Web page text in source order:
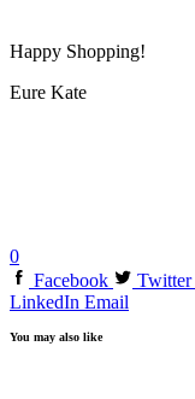
Happy Shopping!
Eure Kate
0
Facebook
Twitter
LinkedIn Email
You may also like